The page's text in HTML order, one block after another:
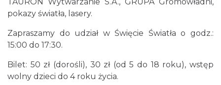
OFF Festival 2026
Katowice
pokazy światła, lasery.
Zapraszamy do udział w Święcie Światła o godz.:
15:00 do 17:30.
Bilet: 50 zł (dorośli), 30 zł (od 5 do 18 roku), wstęp
wolny dzieci do 4 roku życia.